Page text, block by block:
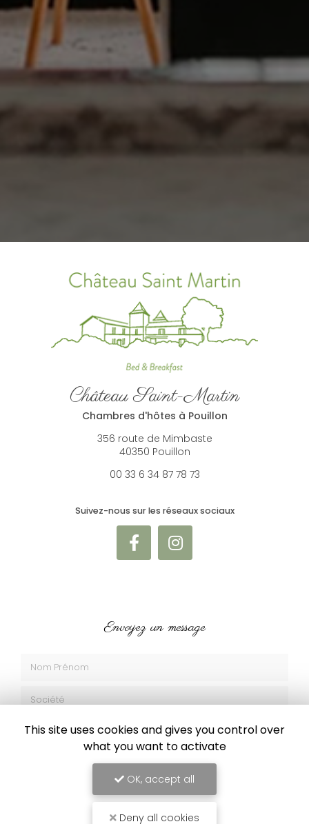
Château Saint-Martin
Chambres d'hôtes à Pouillon
356 route de Mimbaste
40350 Pouillon
00 33 6 34 87 78 73
Suivez-nous sur les réseaux sociaux
Envoyez un message
Email
This site uses cookies and gives you control over
what you want to activate
OK, accept all
Deny all cookies